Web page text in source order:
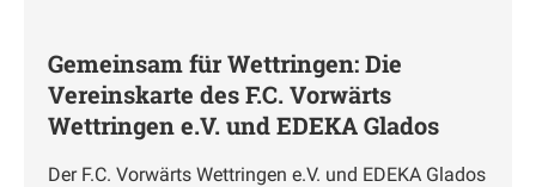
Gemeinsam für Wettringen: Die
Vereinskarte des F.C. Vorwärts
Wettringen e.V. und EDEKA Glados
Der F.C. Vorwärts Wettringen e.V. und EDEKA Glados